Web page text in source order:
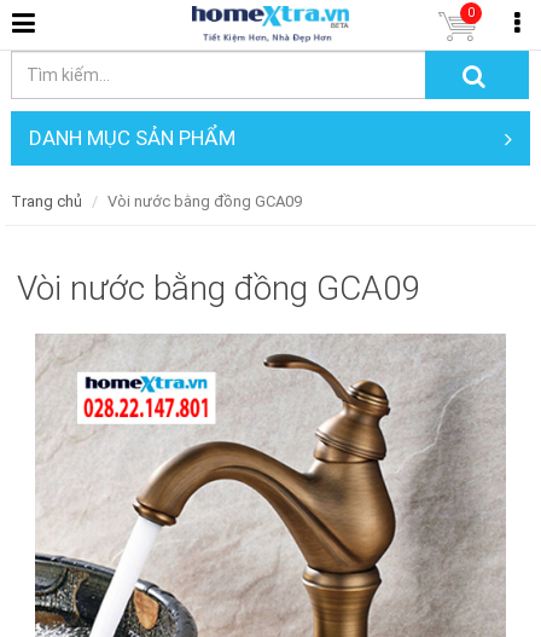
0
DANH MỤC SẢN PHẨM
Trang chủ Vòi nước bằng đồng GCA09
Vòi nước bằng đồng GCA09